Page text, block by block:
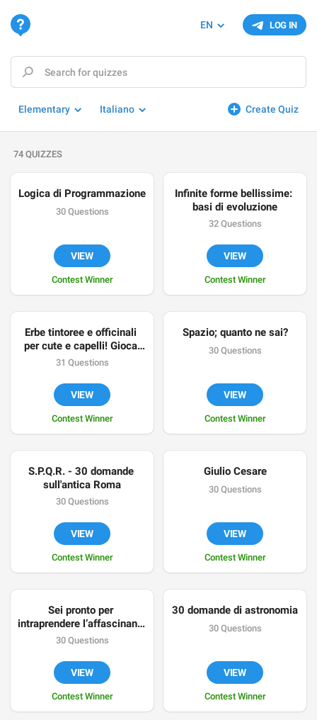
LOG IN
EN
Create Quiz
Elementary Italiano
74 QUIZZES
Logica di Programmazione
30 Questions
VIEW
Contest Winner
Infinite forme bellissime:
basi di evoluzione
32 Questions
VIEW
Contest Winner
Erbe tintoree e officinali
per cute e capelli! Gioca
imparando
31 Questions
VIEW
Contest Winner
Spazio; quanto ne sai?
30 Questions
VIEW
Contest Winner
S.P.Q.R. - 30 domande
sull'antica Roma
30 Questions
VIEW
Contest Winner
Giulio Cesare
30 Questions
VIEW
Contest Winner
Sei pronto per
intraprendere l’affascinante
percorso della subacquea?
30 Questions
VIEW
Contest Winner
30 domande di astronomia
30 Questions
VIEW
Contest Winner